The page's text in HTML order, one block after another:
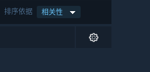
排序依据 相关性